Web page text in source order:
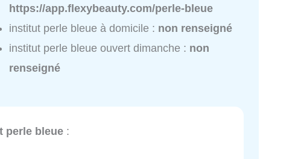
https://app.flexybeauty.com/perle-bleue
institut perle bleue à domicile : non renseigné
institut perle bleue ouvert dimanche : non
renseigné
perle bleue :